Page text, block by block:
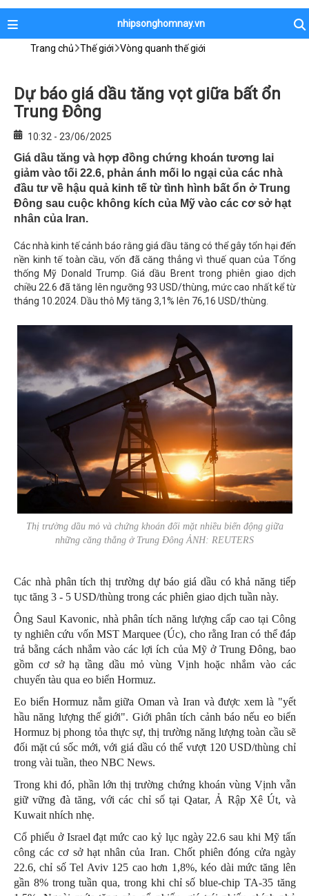
nhipsonghomnay.vn
Trang chủ Thế giới Vòng quanh thế giới
Dự báo giá dầu tăng vọt giữa bất ổn
Trung Đông
10:32 - 23/06/2025
Giá dầu tăng và hợp đồng chứng khoán tương lai
giảm vào tối 22.6, phản ánh mối lo ngại của các nhà
đầu tư về hậu quả kinh tế từ tình hình bất ổn ở Trung
Đông sau cuộc không kích của Mỹ vào các cơ sở hạt
nhân của Iran.
Các nhà kinh tế cảnh báo rằng giá dầu tăng có thể gây tổn hại đến
nền kinh tế toàn cầu, vốn đã căng thẳng vì thuế quan của Tổng
thống Mỹ Donald Trump. Giá dầu Brent trong phiên giao dịch
chiều 22.6 đã tăng lên ngưỡng 93 USD/thùng, mức cao nhất kể từ
tháng 10.2024. Dầu thô Mỹ tăng 3,1% lên 76,16 USD/thùng.
Thị trường dầu mỏ và chứng khoán đối mặt nhiều biến động giữa
những căng thẳng ở Trung Đông ẢNH: REUTERS
Các nhà phân tích thị trường dự báo giá dầu có khả năng tiếp
tục tăng 3 - 5 USD/thùng trong các phiên giao dịch tuần này.
Ông Saul Kavonic, nhà phân tích năng lượng cấp cao tại Công
ty nghiên cứu vốn MST Marquee (Úc), cho rằng Iran có thể đáp
trả bằng cách nhắm vào các lợi ích của Mỹ ở Trung Đông, bao
gồm cơ sở hạ tầng dầu mỏ vùng Vịnh hoặc nhắm vào các
chuyến tàu qua eo biển Hormuz.
Eo biển Hormuz nằm giữa Oman và Iran và được xem là "yết
hầu năng lượng thế giới". Giới phân tích cảnh báo nếu eo biển
Hormuz bị phong tỏa thực sự, thị trường năng lượng toàn cầu sẽ
đối mặt cú sốc mới, với giá dầu có thể vượt 120 USD/thùng chỉ
trong vài tuần, theo NBC News.
Trong khi đó, phần lớn thị trường chứng khoán vùng Vịnh vẫn
giữ vững đà tăng, với các chỉ số tại Qatar, Ả Rập Xê Út, và
Kuwait nhích nhẹ.
Cổ phiếu ở Israel đạt mức cao kỷ lục ngày 22.6 sau khi Mỹ tấn
công các cơ sở hạt nhân của Iran. Chốt phiên đóng cửa ngày
22.6, chỉ số Tel Aviv 125 cao hơn 1,8%, kéo dài mức tăng lên
gần 8% trong tuần qua, trong khi chỉ số blue-chip TA-35 tăng